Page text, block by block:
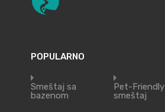
POPULARNO
Smeštaj sa
bazenom
Pet-Friendly
smeštaj